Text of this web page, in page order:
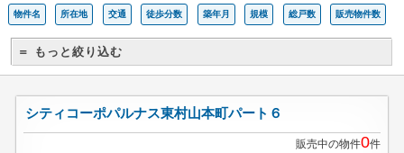
物件名 所在地 交通 徒歩分数 築年月 規模 総戸数 販売物件数
＝ もっと絞り込む
シティコーポパルナス東村山本町パート６
販売中の物件0件